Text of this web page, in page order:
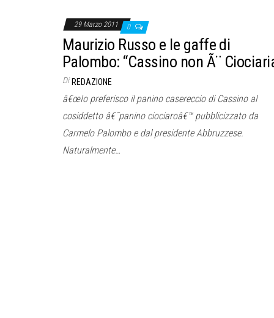
29 Marzo 2011 0
Maurizio Russo e le gaffe di
Palombo: “Cassino non Ã¨
Di REDAZIONE
â€œIo preferisco il panino casereccio di Cassino al
cosiddetto â€˜panino ciociaroâ€™ pubblicizzato da
Carmelo Palombo e dal presidente Abbruzzese.
Naturalmente…